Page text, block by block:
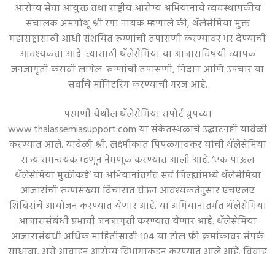
आरोग्य सेवा आयुक्त तथा राष्ट्रीय आरोग्य अभियानाचे व्यवस्थापकीय
संचालक अमगोथू श्री रंगा नायक म्हणाले की, थॅलेसेमिया मुक्त
महाराष्ट्रासाठी आधी संशयित रुग्णांची तपासणी करण्यावर भर देण्याची
आवश्यकता आहे. त्यासाठी थॅलेसेमिया या आजाराविषयी व्यापक
जनजागृती करावी लागेल. रुग्णांची तपासणी, निदान आणि उपचार या
सर्वांचे मॉनिटरिंग करण्याची गरज आहे.
परभणी येथील थॅलेसेमिया सपोर्ट ग्रुपच्या
www.thalassemiasupport.com या संकेतस्थळाचे उद्घाटनही यावेळी
करण्यात आले. यावेळी श्री. लक्ष्मीकांत पिंपळगावकर यांची थॅलेसेमिया
राज्य समन्वयक म्हणून नेमणूक करण्यात आली आहे. ‘एक पाऊल
थॅलेसेमिया मुक्तीकडे’ या अभियानांतर्गत सर्व जिल्ह्यांमध्ये थॅलेसेमिया
आजारांची रुग्णसंख्या विचारात घेऊन आवश्यकतेनुसार एचएलए
शिबिरांचे आयोजन करण्यात येणार आहे. या अभियानांतर्गत थॅलेसेमिया
आजारासंबंधी प्रभावी जनजागृती करण्यात येणार आहे. थॅलेसेमिया
आजारासंबंधी अधिक माहितीसाठी १०४ या टोल फ्री क्रमांकावर संपर्क